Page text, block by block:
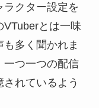
ラクター設定を
とは一味
多く聞かれま
一つ一つの配信
れているよう